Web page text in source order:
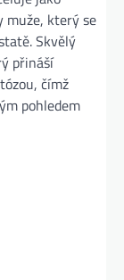
který se
Skvělý
přináší
čímž
pohledem